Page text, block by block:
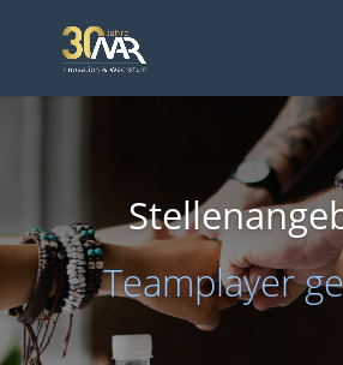
Teamplayer